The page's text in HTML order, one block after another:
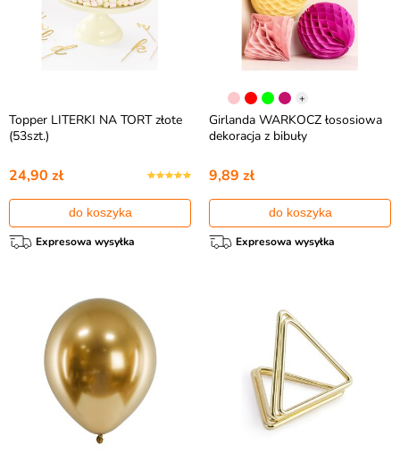
Topper LITERKI NA TORT złote
(53szt.)
24,90 zł
do koszyka
Expresowa wysyłka
+
Girlanda WARKOCZ łososiowa
dekoracja z bibuły
9,89 zł
do koszyka
Expresowa wysyłka